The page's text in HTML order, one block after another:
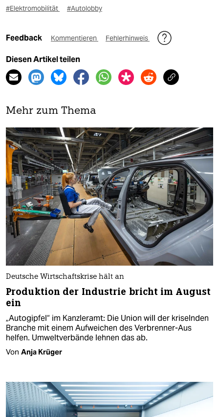
#Elektromobilität
#Autolobby
Feedback Kommentieren Fehlerhinweis
Diesen Artikel teilen
Mehr zum Thema
Deutsche Wirtschaftskrise hält an
Produktion der Industrie bricht im August
ein
„Autogipfel“ im Kanzleramt: Die Union will der kriselnden
Branche mit einem Aufweichen des Verbrenner-Aus
helfen. Umweltverbände lehnen das ab.
Von Anja Krüger